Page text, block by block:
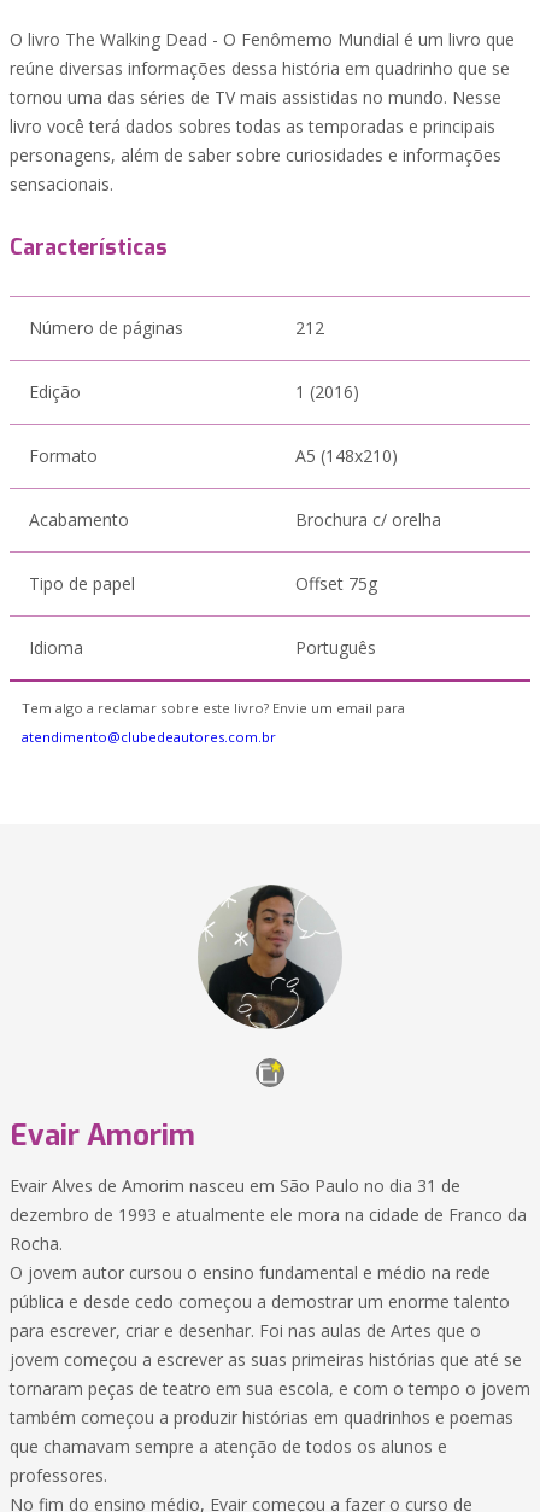
O livro The Walking Dead - O Fenômemo Mundial é um livro que
reúne diversas informações dessa história em quadrinho que se
tornou uma das séries de TV mais assistidas no mundo. Nesse
livro você terá dados sobres todas as temporadas e principais
personagens, além de saber sobre curiosidades e informações
sensacionais.
Características
Número de páginas 212
Edição 1 (2016)
Formato A5 (148x210)
Acabamento Brochura c/ orelha
Tipo de papel Offset 75g
Idioma Português
Tem algo a reclamar sobre este livro? Envie um email para
atendimento@clubedeautores.com.br
Evair Amorim
Evair Alves de Amorim nasceu em São Paulo no dia 31 de
dezembro de 1993 e atualmente ele mora na cidade de Franco da
Rocha.
O jovem autor cursou o ensino fundamental e médio na rede
pública e desde cedo começou a demostrar um enorme talento
para escrever, criar e desenhar. Foi nas aulas de Artes que o
jovem começou a escrever as suas primeiras histórias que até se
tornaram peças de teatro em sua escola, e com o tempo o jovem
também começou a produzir histórias em quadrinhos e poemas
que chamavam sempre a atenção de todos os alunos e
professores.
No fim do ensino médio, Evair começou a fazer o curso de